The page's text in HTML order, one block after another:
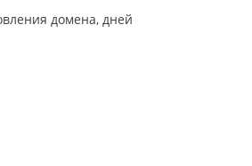
домена, дней